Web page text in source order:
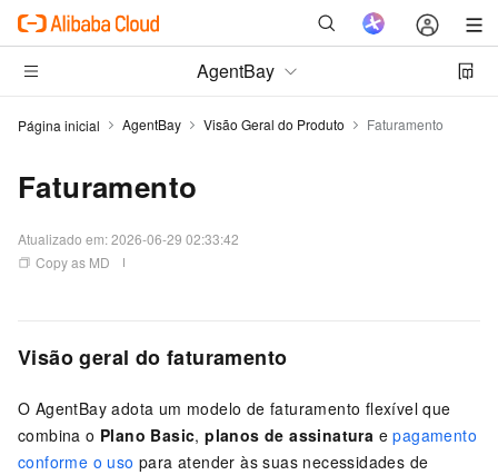
AgentBay
Página inicial AgentBay Visão Geral do Produto Faturamento
Faturamento
Atualizado em:2026-06-29 02:33:42
Copy as MD
Visão geral do faturamento
O AgentBay adota um modelo de faturamento flexível que
combina o Plano Basic,planos de assinatura epagamento
conforme o uso para atender às suas necessidades de